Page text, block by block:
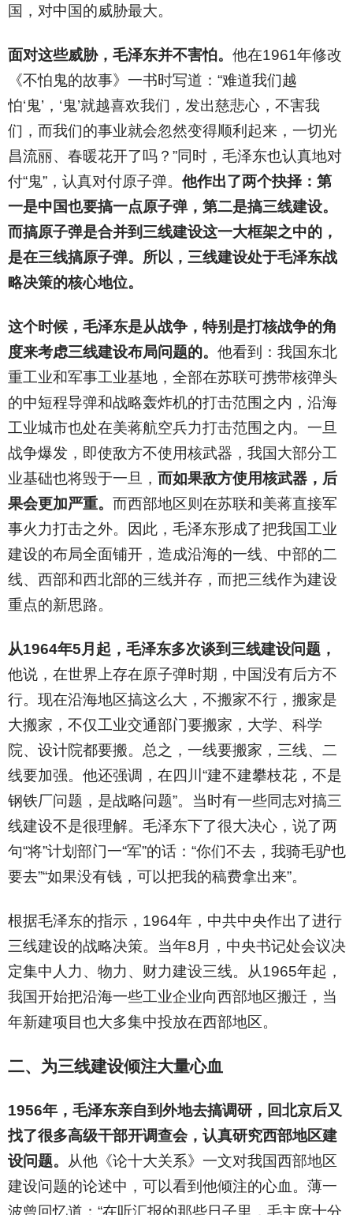
国，对中国的威胁最大。
面对这些威胁，毛泽东并不害怕。 他在1961年修改
《不怕鬼的故事》一书时写道：“难道我们越
怕‘鬼’，‘鬼’就越喜欢我们，发出慈悲心，不害我
们，而我们的事业就会忽然变得顺利起来，一切光
昌流丽、春暖花开了吗？”同时，毛泽东也认真地对
付“鬼”，认真对付原子弹。 他作出了两个抉择：第
一是中国也要搞一点原子弹，第二是搞三线建设。
而搞原子弹是合并到三线建设这一大框架之中的，
是在三线搞原子弹。所以，三线建设处于毛泽东战
略决策的核心地位。
这个时候，毛泽东是从战争，特别是打核战争的角
度来考虑三线建设布局问题的。 他看到：我国东北
重工业和军事工业基地，全部在苏联可携带核弹头
的中短程导弹和战略轰炸机的打击范围之内，沿海
工业城市也处在美蒋航空兵力打击范围之内。一旦
战争爆发，即使敌方不使用核武器，我国大部分工
业基础也将毁于一旦， 而如果敌方使用核武器，后
果会更加严重。 而西部地区则在苏联和美蒋直接军
事火力打击之外。因此，毛泽东形成了把我国工业
建设的布局全面铺开，造成沿海的一线、中部的二
线、西部和西北部的三线并存，而把三线作为建设
重点的新思路。
从1964年5月起，毛泽东多次谈到三线建设问题，
他说，在世界上存在原子弹时期，中国没有后方不
行。现在沿海地区搞这么大，不搬家不行，搬家是
大搬家，不仅工业交通部门要搬家，大学、科学
院、设计院都要搬。总之，一线要搬家，三线、二
线要加强。他还强调，在四川“建不建攀枝花，不是
钢铁厂问题，是战略问题”。当时有一些同志对搞三
线建设不是很理解。毛泽东下了很大决心，说了两
句“将”计划部门一“军”的话：“你们不去，我骑毛驴也
要去”“如果没有钱，可以把我的稿费拿出来”。
根据毛泽东的指示，1964年，中共中央作出了进行
三线建设的战略决策。当年8月，中央书记处会议决
定集中人力、物力、财力建设三线。从1965年起，
我国开始把沿海一些工业企业向西部地区搬迁，当
年新建项目也大多集中投放在西部地区。
二、为三线建设倾注大量心血
1956年，毛泽东亲自到外地去搞调研，回北京后又
找了很多高级干部开调查会，认真研究西部地区建
设问题。
从他《论十大关系》一文对我国西部地区
建设问题的论述中，可以看到他倾注的心血。薄一
波曾回忆道：“在听汇报的那些日子里，毛主席十分